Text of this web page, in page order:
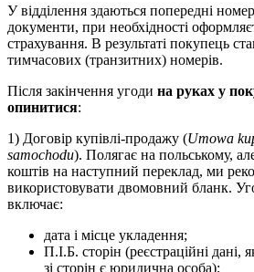
У відділення здаються попередні
документи, при необхідності
страхування. В результаті покупець
тимчасових (транзитних) номерів.
Після закінчення угоди на руках у
опинитися:
1) Договір купівлі-продажу (Umowa
samochodu). Полягає на польському,
коштів на наступний переклад, ми
використовувати двомовний бланк.
включає:
дата і місце укладення;
П.І.Б. сторін (реєстраційні дані,
зі сторін є юридична особа);